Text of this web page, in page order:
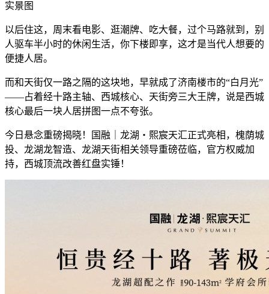
实景图
以后住这，周末看电影、逛潮牌、吃大餐，过个马路就到，别
人驱车半小时的休闲生活，你下楼即享，这才是当代人想要的
便捷人居。
而和天街仅一路之隔的这块地，早就成了济南楼市的“白月光”
——占着经十路主轴、西城核心、天街旁三大王牌，说是西城
核心最后一块人居拼图一点不夸张。
今日悬念重磅揭晓！国融｜龙湖・熙宸天汇正式亮相，槐荫城
投、龙湖龙智造、龙湖天街相关领导重磅莅临，官方权威加
持，西城顶流改善红盘实锤！